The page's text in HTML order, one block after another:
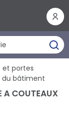
et portes
du bâtiment
A COUTEAUX